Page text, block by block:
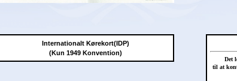
Internationalt Kørekort(IDP)
(Kun 1949 Konvention)
Det
til at